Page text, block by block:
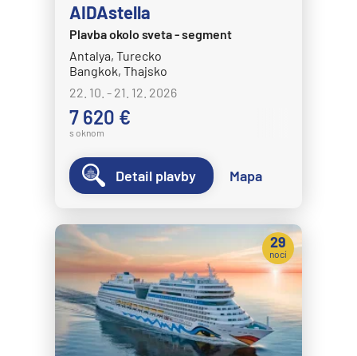
AIDAstella
Plavba okolo sveta - segment
Antalya, Turecko
Bangkok, Thajsko
22. 10. - 21. 12. 2026
7 620 €
s oknom
Detail plavby Mapa
29
nocí